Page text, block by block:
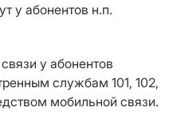
у абонентов н.п.
у абонентов
службам 101, 102,
мобильной связи.